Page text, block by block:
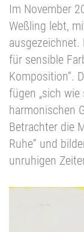
Im November
Weßling lebt,
ausgezeichnet.
für sensible
Komposition“.
fügen „sich
harmonischen
Betrachter die
Ruhe“ und
unruhigen